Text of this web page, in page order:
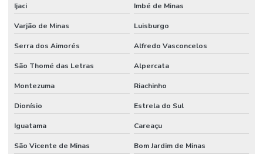
Ijaci Imbé de Minas
Varjão de Minas Luisburgo
Serra dos Aimorés Alfredo Vasconcelos
São Thomé das Letras Alpercata
Montezuma Riachinho
Dionísio Estrela do Sul
Iguatama Careaçu
São Vicente de Minas Bom Jardim de Minas